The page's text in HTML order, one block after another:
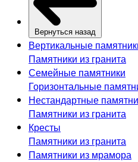
Вернуться назад
Вертикальные
Памятники из гранита
Семейные памятники
Горизонтальные
Нестандартные
Памятники из гранита
Кресты
Памятники из гранита
Памятники из мрамора